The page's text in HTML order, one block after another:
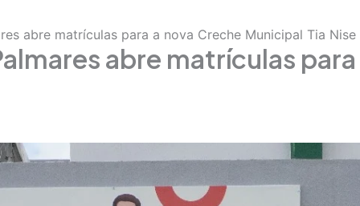
abre matrículas para a nova Creche Municipal Tia Nise
abre matrículas